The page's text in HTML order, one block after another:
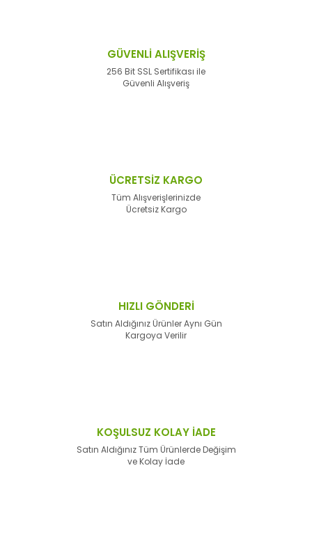
GÜVENLİ ALIŞVERİŞ
256 Bit SSL Sertifikası ile
Güvenli Alışveriş
ÜCRETSİZ KARGO
Tüm Alışverişlerinizde
Ücretsiz Kargo
HIZLI GÖNDERİ
Satın Aldığınız Ürünler Aynı Gün
Kargoya Verilir
KOŞULSUZ KOLAY İADE
Satın Aldığınız Tüm Ürünlerde Değişim
ve Kolay İade